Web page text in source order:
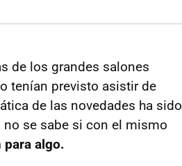
de los grandes salones
tenían previsto asistir de
de las novedades ha sido
se sabe si con el mismo
algo.